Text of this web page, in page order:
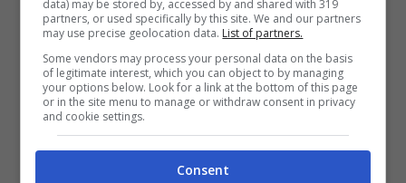
eventuali sostituti.
data) may be stored by, accessed by and shared with 319
partners, or used specifically by this site. We and our partners
may use precise geolocation data. List of partners.
Some vendors may process your personal data on the basis
of legitimate interest, which you can object to by managing
your options below. Look for a link at the bottom of this page
or in the site menu to manage or withdraw consent in privacy
and cookie settings.
Consent